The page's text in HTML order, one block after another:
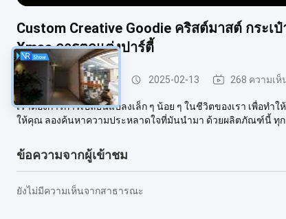
Custom Creative Goodie คริสต์มาสต์ กระ
Xmas การตกแต่งปาร์ตี้
โลหะ Stud Partition 2025-02-13 268 ความเห็
เราต้องการการเปลี่ยนแปลงเล็ก ๆ น้อย ๆ ในชีวิตของเรา เพื่อ
ให้คุณ ลองค้นหาความประหลาดใจที่มันนํามา ด้วยผลิตภัณฑ์นี้ ทุกวั
ข้อความจากผู้เข้าชม
ยังไม่มีความเห็นจากสาธารณะ